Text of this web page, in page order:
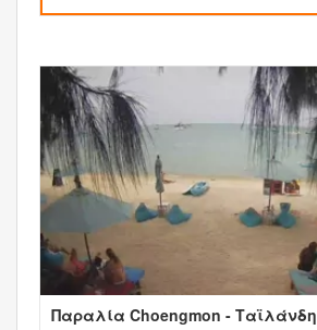
Παραλία Choengmon - Ταϊλάνδη